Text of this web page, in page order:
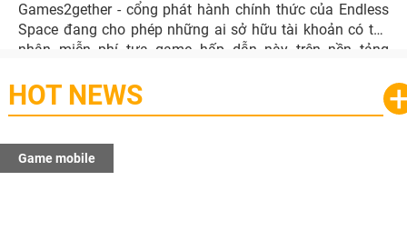
Games2gether - cổng phát hành chính thức của Endless
Space đang cho phép những ai sở hữu tài khoản có thể
nhận miễn phí tựa game hấp dẫn này trên nền tảng
HOT NEWS
Game mobile